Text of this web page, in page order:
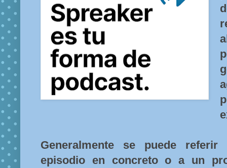
Generalmente se puede
episodio en concreto o a un